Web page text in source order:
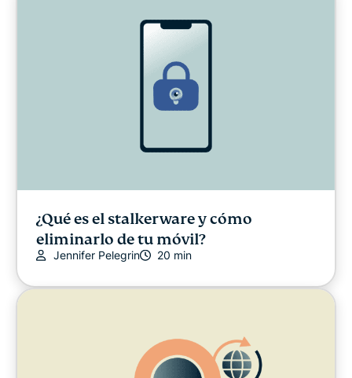
¿Qué es el stalkerware y cómo
eliminarlo de tu móvil?
Jennifer Pelegrin 20 min